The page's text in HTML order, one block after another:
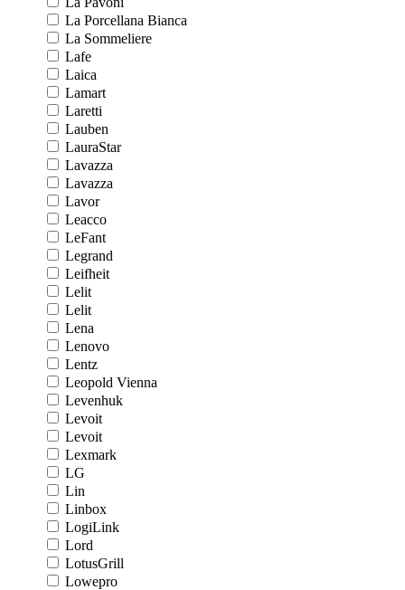
La Porcellana Bianca
La Sommeliere
Lafe
Laica
Lamart
Laretti
Lauben
LauraStar
Lavazza
Lavazza
Lavor
Leacco
LeFant
Legrand
Leifheit
Lelit
Lelit
Lena
Lenovo
Lentz
Leopold Vienna
Levenhuk
Levoit
Levoit
Lexmark
LG
Lin
Linbox
LogiLink
Lord
LotusGrill
Lowepro